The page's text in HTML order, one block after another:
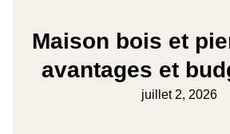
Maison bois et
avantages et
juillet 2, 2026